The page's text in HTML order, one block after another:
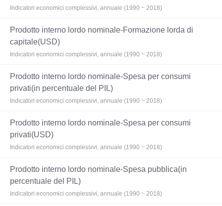
Indicatori economici complessivi, annuale (1990 ~ 2018)
Prodotto interno lordo nominale-Formazione lorda di
capitale(USD)
Indicatori economici complessivi, annuale (1990 ~ 2018)
Prodotto interno lordo nominale-Spesa per consumi
privati(in percentuale del PIL)
Indicatori economici complessivi, annuale (1990 ~ 2018)
Prodotto interno lordo nominale-Spesa per consumi
privati(USD)
Indicatori economici complessivi, annuale (1990 ~ 2018)
Prodotto interno lordo nominale-Spesa pubblica(in
percentuale del PIL)
Indicatori economici complessivi, annuale (1990 ~ 2018)